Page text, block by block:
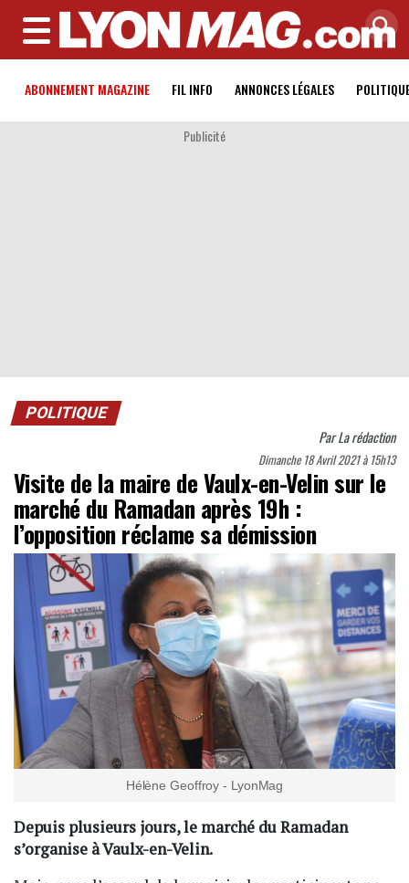
MENU
ABONNEMENT MAGAZINE FIL INFO ANNONCES LÉGALES
Publicité
POLITIQUE
ParLa rédaction
Dimanche 18 Avril 2021 à 15h13
Visite de la maire de Vaulx-en-Velin sur le
marché du Ramadan après 19h :
l’opposition réclame sa démission
Hélène Geoffroy - LyonMag
Depuis plusieurs jours, le marché du Ramadan
s’organise à Vaulx-en-Velin.